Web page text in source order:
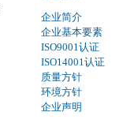
企业简介
企业基本要素
ISO9001认证
ISO14001认证
质量方针
环境方针
企业声明